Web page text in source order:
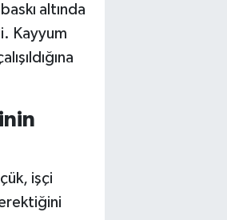
altında
Kayyum
işçi